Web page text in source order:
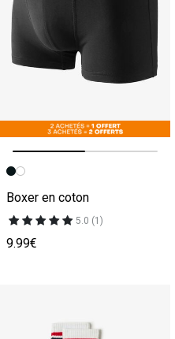
Image précédente
Image suivante
Boxer en coton
5.0 (1)
9.99€